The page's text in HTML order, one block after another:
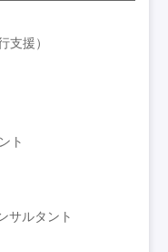
支援）
ト
サルタント